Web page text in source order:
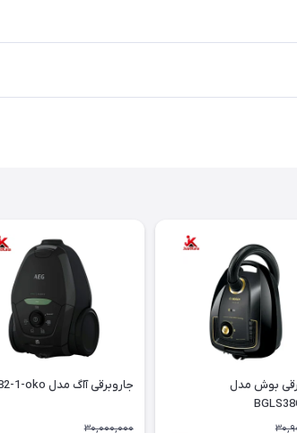
بوش مدل
جاروبرقی آاگ مدل VXa82-1-oko
30,000,000